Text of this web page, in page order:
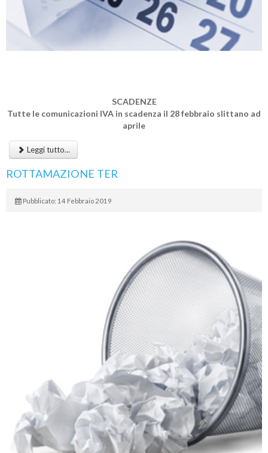
SCADENZE
Tutte le comunicazioni IVA in scadenza il 28 febbraio slittano ad
aprile
Leggi tutto...
ROTTAMAZIONE TER
Pubblicato: 14 Febbraio 2019